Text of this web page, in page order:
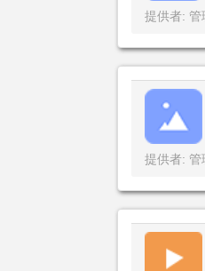
提供者: 管
提供者: 管